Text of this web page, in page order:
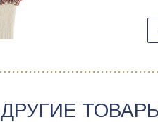
ДРУГИЕ